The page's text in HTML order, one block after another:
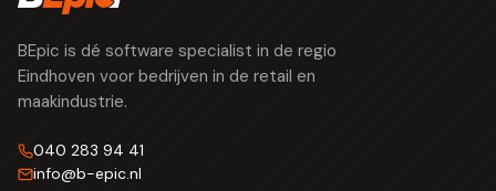
BEpic is dé software specialist in de regio
Eindhoven voor bedrijven in de retail en
maakindustrie.
040 283 94 41
info@b-epic.nl